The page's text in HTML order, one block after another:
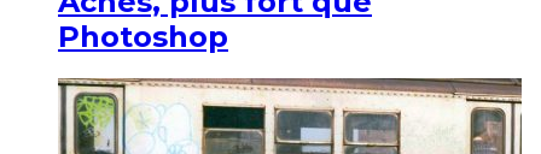
Photoshop